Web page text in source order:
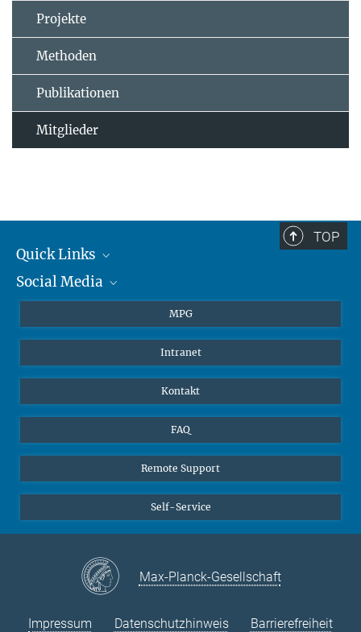
Projekte
Methoden
Publikationen
Mitglieder
TOP
Quick Links
Journalisten
Social Media
Instagram
YouTube
MPG
Intranet
Kontakt
FAQ
Remote Support
Self-Service
Max-Planck-Gesellschaft
Impressum Datenschutzhinweis Barrierefreiheit